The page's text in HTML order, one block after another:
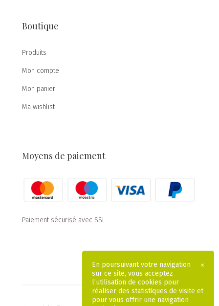
Boutique
Produits
Mon compte
Mon panier
Ma wishlist
Moyens de paiement
Paiement sécurisé avec SSL
×
En poursuivant votre navigation
sur ce site, vous acceptez
l’utilisation de cookies pour
réaliser des statistiques de visite et
pour vous offrir une navigation